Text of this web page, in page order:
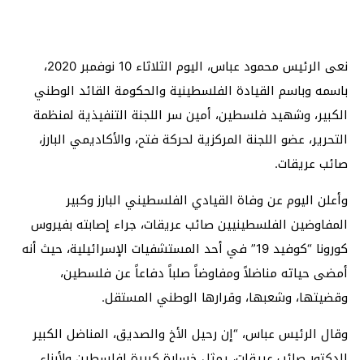
نعى الرئيس محمود عباس، اليوم الثلاثاء 10 نوفمبر 2020،
باسمه وباسم القيادة الفلسطينية والحكومة القائد الوطني
الكبير، وشهيد فلسطين، أمين سر اللجنة التنفيذية لمنظمة
التحرير، عضو اللجنة المركزية لحركة فتح، والأكاديمي البارز،
صائب عريقات.
وأعلن اليوم عن وفاة القيادي الفلسطيني البارز وكبير
المفاوضين الفلسطينيين صائب عريقات، جراء إصابته بفيروس
كورونا “كوفيد 19” في أحد المستشفيات الإسرائيلية، حيث أنه
أمضى حياته مناضلاً ومفاوضاً صلباً دفاعاً عن فلسطين،
وقضيتها، وشعبها، وقرارها الوطني المستقل.
وقال الرئيس عباس، “إن رحيل الأخ والصديق، المناضل الكبير